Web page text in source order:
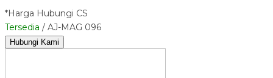
*Harga Hubungi CS
Tersedia / AJ-MAG 096
Hubungi Kami